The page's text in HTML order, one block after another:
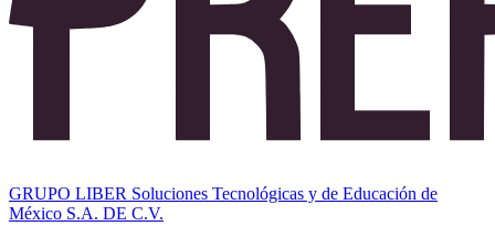
GRUPO LIBER Soluciones Tecnológicas y de Educación de
México S.A. DE C.V.